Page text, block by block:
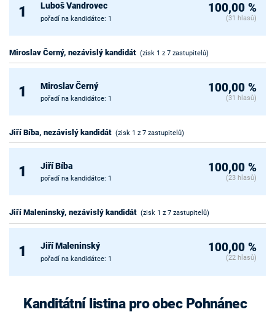
1 Luboš Vandrovec
pořadí na kandidátce: 1
100,00 %
(31 hlasů)
Miroslav Černý, nezávislý kandidát (zisk 1 z 7 zastupitelů)
1 Miroslav Černý
pořadí na kandidátce: 1
100,00 %
(31 hlasů)
Jiří Bíba, nezávislý kandidát (zisk 1 z 7 zastupitelů)
1 Jiří Bíba
pořadí na kandidátce: 1
100,00 %
(23 hlasů)
Jiří Maleninský, nezávislý kandidát (zisk 1 z 7 zastupitelů)
1 Jiří Maleninský
pořadí na kandidátce: 1
100,00 %
(22 hlasů)
Kanditátní listina pro obec Pohnánec